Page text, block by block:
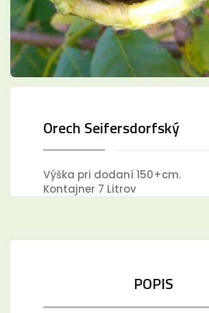
Orech Seifersdorfský
Výška pri dodaní 150+cm.
Kontajner 7 Litrov
POPIS